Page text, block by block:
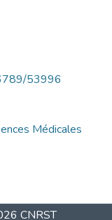
53996
Médicales
CNRST